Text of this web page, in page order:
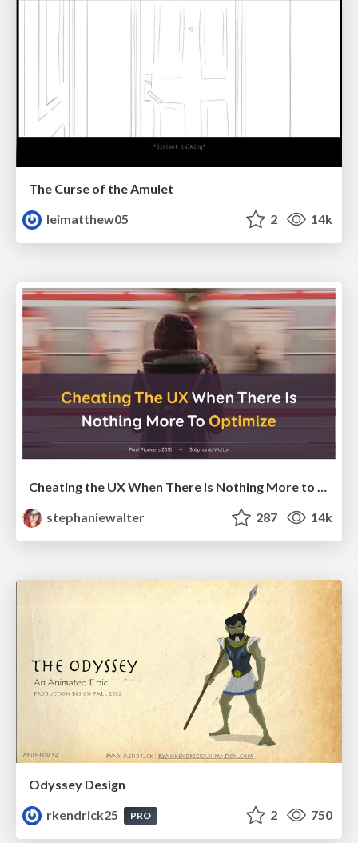
The Curse of the Amulet
leimatthew05
2 14k
Cheating the UX When There Is Nothing More to Optimize - PixelPioneers
stephaniewalter
287 14k
Odyssey Design
rkendrick25
PRO 2 750